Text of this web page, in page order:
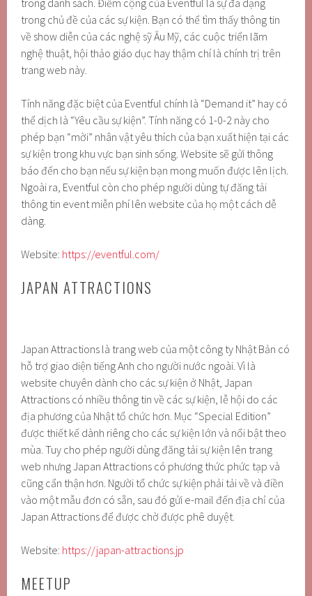
trong danh sách. Điểm cộng của Eventful là sự đa dạng
trong chủ đề của các sự kiện. Bạn có thể tìm thấy thông tin
về show diễn của các nghệ sỹ Âu Mỹ, các cuộc triển lãm
nghệ thuật, hội thảo giáo dục hay thậm chí là chính trị trên
trang web này.
Tính năng đặc biệt của Eventful chính là “Demand it” hay có
thể dịch là “Yêu cầu sự kiện”. Tính năng có 1-0-2 này cho
phép bạn “mời” nhân vật yêu thích của bạn xuất hiện tại các
sự kiện trong khu vực bạn sinh sống. Website sẽ gửi thông
báo đến cho bạn nếu sự kiện bạn mong muốn được lên lịch.
Ngoài ra, Eventful còn cho phép người dùng tự đăng tải
thông tin event miễn phí lên website của họ một cách dễ
dàng.
Website: https://eventful.com/
JAPAN ATTRACTIONS
Japan Attractions là trang web của một công ty Nhật Bản có
hỗ trợ giao diện tiếng Anh cho người nước ngoài. Vì là
website chuyên dành cho các sự kiện ở Nhật, Japan
Attractions có nhiều thông tin về các sự kiện, lễ hội do các
địa phương của Nhật tổ chức hơn. Mục “Special Edition”
được thiết kế dành riêng cho các sự kiện lớn và nổi bật theo
mùa. Tuy cho phép người dùng đăng tải sự kiện lên trang
web nhưng Japan Attractions có phương thức phức tạp và
cũng cẩn thận hơn. Người tổ chức sự kiện phải tải về và điền
vào một mẫu đơn có sẵn, sau đó gửi e-mail đến địa chỉ của
Japan Attractions để được chờ được phê duyệt.
Website: https://japan-attractions.jp
MEETUP